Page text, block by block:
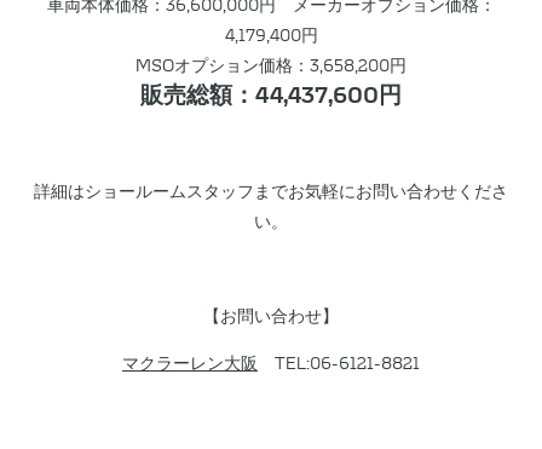
4,179,400円
MSOオプション価格：3,658,200円
販売総額：44,437,600円
詳細はショールームスタッフまでお気軽にお問い合わせくださ
い。
【お問い合わせ】
マクラーレン大阪 TEL:06-6121-8821